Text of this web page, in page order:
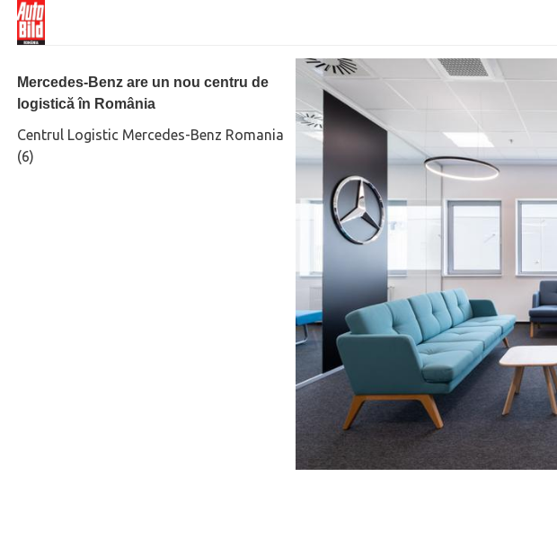
Mercedes-Benz are un nou centru de
logistică în România
Centrul Logistic Mercedes-Benz Romania
(6)